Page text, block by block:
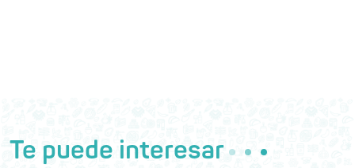
Te puede interesar